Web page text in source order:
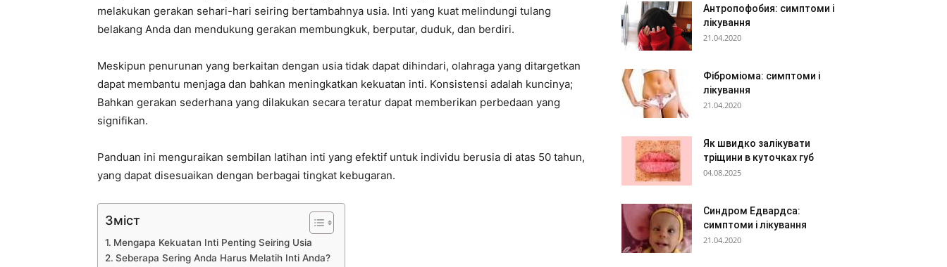
melakukan gerakan sehari-hari seiring bertambahnya usia. Inti yang kuat melindungi tulang
belakang Anda dan mendukung gerakan membungkuk, berputar, duduk, dan berdiri.
Meskipun penurunan yang berkaitan dengan usia tidak dapat dihindari, olahraga yang ditargetkan
dapat membantu menjaga dan bahkan meningkatkan kekuatan inti. Konsistensi adalah kuncinya;
Bahkan gerakan sederhana yang dilakukan secara teratur dapat memberikan perbedaan yang
signifikan.
Panduan ini menguraikan sembilan latihan inti yang efektif untuk individu berusia di atas 50 tahun,
yang dapat disesuaikan dengan berbagai tingkat kebugaran.
Зміст
Mengapa Kekuatan Inti Penting Seiring Usia
Seberapa Sering Anda Harus Melatih Inti Anda?
Антропофобия: симптоми і
лікування
21.04.2020
Фіброміома: симптоми і
лікування
21.04.2020
Як швидко залікувати
тріщини в куточках губ
04.08.2025
Синдром Едвардса:
симптоми і лікування
21.04.2020